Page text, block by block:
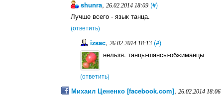
shunra,26.02.2014 18:09 (#)
Лучше всего - язык танца.
(ответить)
izsac,26.02.2014 18:13 (#)
нельзя. танцы-шансы-обжиманцы
(ответить)
Михаил Цененко [facebook.com], 26.02.2014 18:06